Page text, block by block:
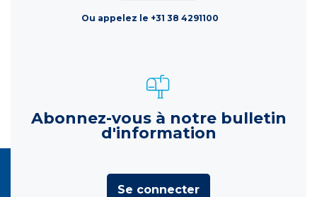
Ou appelez le +31 38 4291100
Abonnez-vous à notre bulletin
d'information
Se connecter